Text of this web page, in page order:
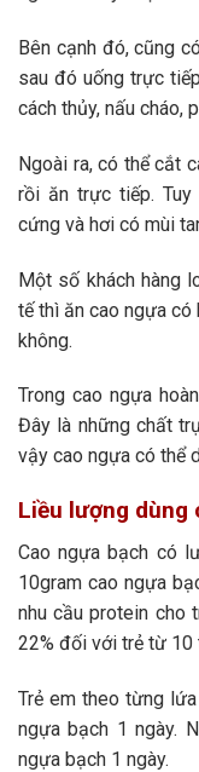
Bên cạnh đó, cũng
sau đó uống trực
cách thủy, nấu cháo,
Ngoài ra, có thể cắt
rồi ăn trực tiếp. Tuy
cứng và hơi có mùi
Một số khách hàng
tế thì ăn cao ngựa có
không.
Trong cao ngựa
Đây là những chất
vậy cao ngựa có thể
Liều lượng dùng
Cao ngựa bạch có
10gram cao ngựa
nhu cầu protein cho
22% đối với trẻ từ 10
Trẻ em theo từng
ngựa bạch 1 ngày.
ngựa bạch 1 ngày.